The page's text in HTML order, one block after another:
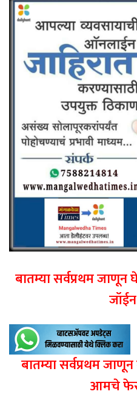
बातम्या सर्वप्रथम जाणून
बातम्या सर्वप्रथम
आमचे